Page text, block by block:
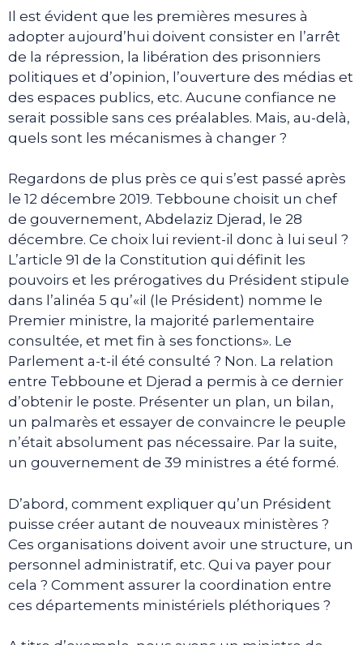
Il est évident que les premières mesures à
adopter aujourd’hui doivent consister en l’arrêt
de la répression, la libération des prisonniers
politiques et d’opinion, l’ouverture des médias et
des espaces publics, etc. Aucune confiance ne
serait possible sans ces préalables. Mais, au-delà,
quels sont les mécanismes à changer ?
Regardons de plus près ce qui s’est passé après
le 12 décembre 2019. Tebboune choisit un chef
de gouvernement, Abdelaziz Djerad, le 28
décembre. Ce choix lui revient-il donc à lui seul ?
L’article 91 de la Constitution qui définit les
pouvoirs et les prérogatives du Président stipule
dans l’alinéa 5 qu’«il (le Président) nomme le
Premier ministre, la majorité parlementaire
consultée, et met fin à ses fonctions». Le
Parlement a-t-il été consulté ? Non. La relation
entre Tebboune et Djerad a permis à ce dernier
d’obtenir le poste. Présenter un plan, un bilan,
un palmarès et essayer de convaincre le peuple
n’était absolument pas nécessaire. Par la suite,
un gouvernement de 39 ministres a été formé.
D’abord, comment expliquer qu’un Président
puisse créer autant de nouveaux ministères ?
Ces organisations doivent avoir une structure, un
personnel administratif, etc. Qui va payer pour
cela ? Comment assurer la coordination entre
ces départements ministériels pléthoriques ?